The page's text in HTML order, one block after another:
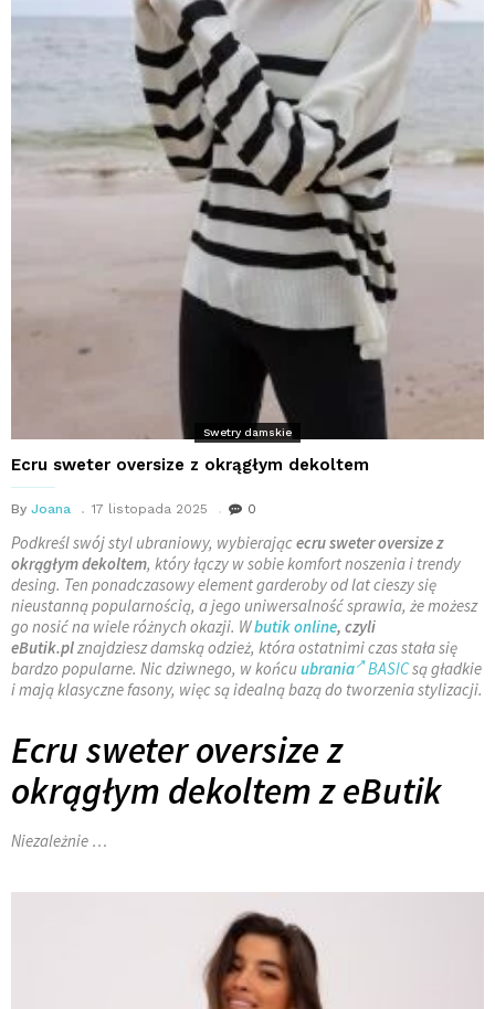
Swetry damskie
Ecru sweter oversize z okrągłym dekoltem
By Joana 17 listopada 2025 0
Podkreśl swój styl ubraniowy, wybierając ecru sweter oversize z
okrągłym dekoltem, który łączy w sobie komfort noszenia i trendy
desing. Ten ponadczasowy element garderoby od lat cieszy się
nieustanną popularnością, a jego uniwersalność sprawia, że możesz
go nosić na wiele różnych okazji. Wbutik online, czyli
eButik.plznajdziesz damską odzież, która ostatnimi czas stała się
bardzo popularne. Nic dziwnego, w końcuubrania BASICsą gładkie
i mają klasyczne fasony, więc są idealną bazą do tworzenia stylizacji.
Ecru sweter oversize z
okrągłym dekoltem z eButik
Niezależnie …